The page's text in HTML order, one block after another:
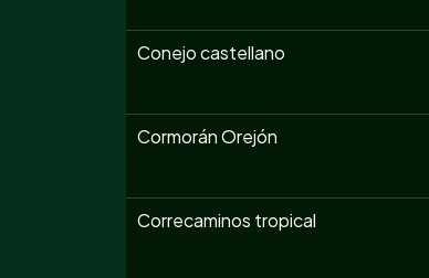
Conejo castellano
Cormorán Orejón
Correcaminos tropical